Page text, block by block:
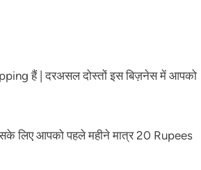
हैं | दरअसल दोस्तों इस बिज़नेस में आपको
लिए आपको पहले महीने मात्र 20 Rupees